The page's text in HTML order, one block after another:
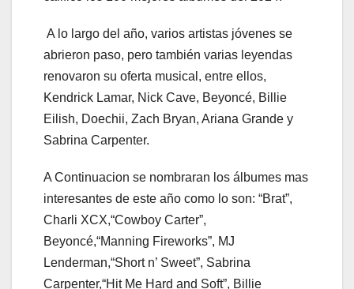
A lo largo del año, varios artistas jóvenes se
abrieron paso, pero también varias leyendas
renovaron su oferta musical, entre ellos,
Kendrick Lamar, Nick Cave, Beyoncé, Billie
Eilish, Doechii, Zach Bryan, Ariana Grande y
Sabrina Carpenter.
A Continuacion se nombraran los álbumes mas
interesantes de este año como lo son: “Brat”,
Charli XCX,“Cowboy Carter”,
Beyoncé,“Manning Fireworks”, MJ
Lenderman,“Short n’ Sweet”, Sabrina
Carpenter,“Hit Me Hard and Soft”, Billie